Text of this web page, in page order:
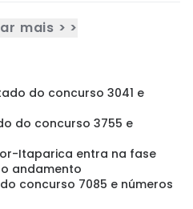
mais > >
do concurso 3041 e
do concurso 3755 e
Itaparica entra na fase
andamento
concurso 7085 e números